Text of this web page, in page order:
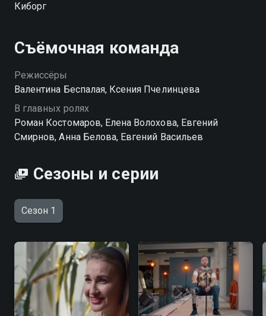
Посмотреть онлайн 1 сезон сериала Киборг вы
Киборг
Съёмочная команда
Режиссёры
Валентина Беспалая, Ксения Пчелинцева
В главных ролях
Роман Костомаров, Елена Волохова, Евгений
Смирнов, Анна Белова, Евгений Васильев
Сезоны и серии
Сезон 1